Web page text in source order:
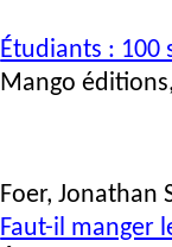
Étudiants : 100
Mango
Foer, Jonathan
Faut-il manger